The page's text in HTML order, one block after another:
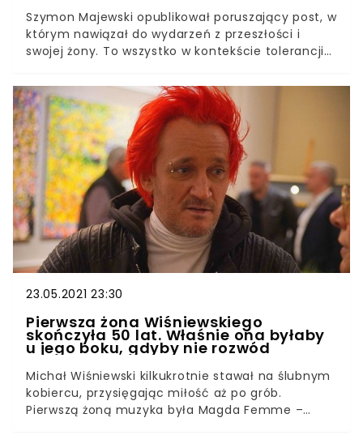
Szymon Majewski opublikował poruszający post, w
którym nawiązał do wydarzeń z przeszłości i
swojej żony. To wszystko w kontekście tolerancji
odbywa się Parada Równości. Tłumy ludzi wyszły
na ulicę, dziennikarz łączy się z nimi i wspiera
akcję. Emocjonalny wpis Szymona Majewskiego
poruszył do głębi jego obserwatorów. Pod
postem, w którym pisał o Polsce lat 80′ i 90′, a
także relacji ze swoją żoną pojawiło się mnóstwo
komentarzy w tym podziękowań za mądre słowa.
–Chciałbym żyć w kraju, w którym moja Magda
mogłaby być Rafałem, Piotrkiem lub Kubą […] i
mógłbym z nim dzielić życie na tych samych
zasadach – czytamy na jego profilu.
23.05.2021 23:30
Pierwsza żona Wiśniewskiego
skończyła 50 lat. Właśnie ona byłaby
u jego boku, gdyby nie rozwód
Michał Wiśniewski kilkukrotnie stawał na ślubnym
kobiercu, przysięgając miłość aż po grób.
Pierwszą żoną muzyka była Magda Femme –